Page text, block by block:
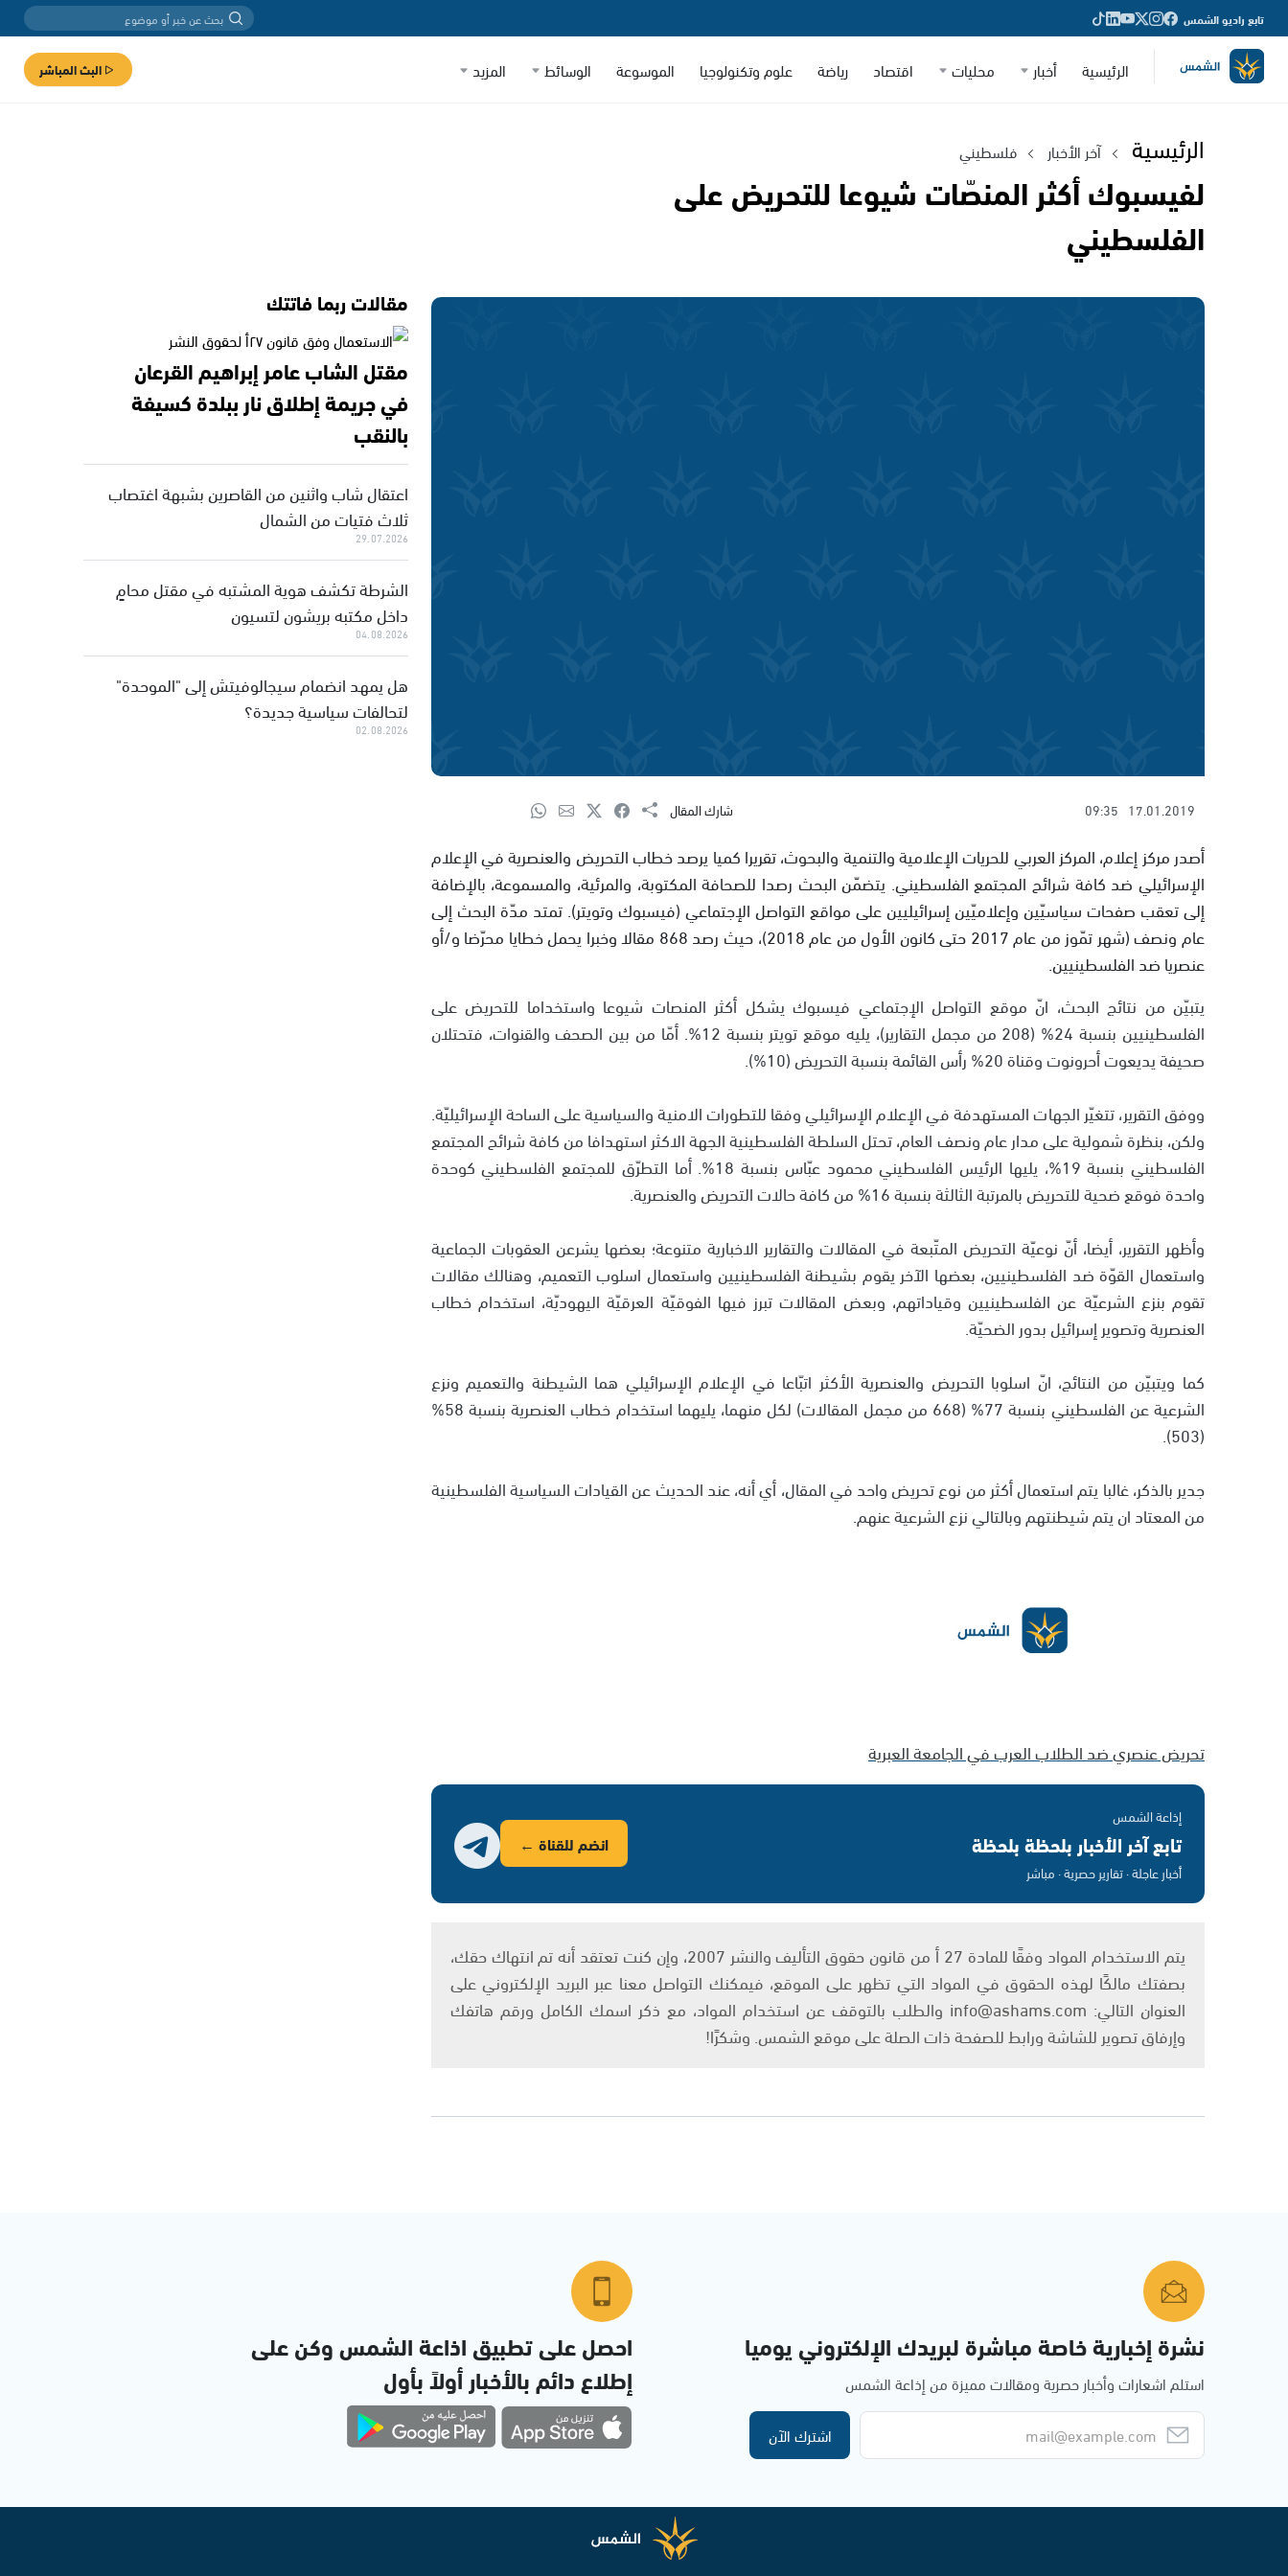
تابع راديو الشمس
الرئيسية أخبار محليات اقتصاد رياضة علوم وتكنولوجيا الموسوعة الوسائط المزيد البث المباشر
الرئيسية آخر الأخبار فلسطيني
لفيسبوك أكثر المنصّات شيوعا للتحريض على
الفلسطيني
17.01.2019
09:35 شارك المقال
أصدر مركز إعلام، المركز العربي للحريات الإعلامية والتنمية والبحوث، تقريرا كميا يرصد خطاب التحريض والعنصرية في الإعلام
الإسرائيلي ضد كافة شرائح المجتمع الفلسطيني. يتضمّن البحث رصدا للصحافة المكتوبة، والمرئية، والمسموعة، بالإضافة
إلى تعقب صفحات سياسيّين وإعلاميّين إسرائيليين على مواقع التواصل الإجتماعي (فيسبوك وتويتر). تمتد مدّة البحث إلى
عام ونصف (شهر تمّوز من عام 2017 حتى كانون الأول من عام 2018)، حيث رصد 868 مقالا وخبرا يحمل خطايا محرّضا و/أو
عنصريا ضد الفلسطينيين.
يتبيّن من نتائج البحث، انّ موقع التواصل الإجتماعي فيسبوك يشكل أكثر المنصات شيوعا واستخداما للتحريض على
الفلسطينيين بنسبة 24% (208 من مجمل التقارير)، يليه موقع تويتر بنسبة 12%. أمّا من بين الصحف والقنوات، فتحتلان
صحيفة يديعوت أحرونوت وقناة 20% رأس القائمة بنسبة التحريض (10%).
ووفق التقرير، تتغيّر الجهات المستهدفة في الإعلام الإسرائيلي وفقا للتطورات الامنية والسياسية على الساحة الإسرائيليّة.
ولكن، بنظرة شمولية على مدار عام ونصف العام، تحتل السلطة الفلسطينية الجهة الاكثر استهدافا من كافة شرائح المجتمع
الفلسطيني بنسبة 19%، يليها الرئيس الفلسطيني محمود عبّاس بنسبة 18%. أما التطرّق للمجتمع الفلسطيني كوحدة
واحدة فوقع ضحية للتحريض بالمرتبة الثالثة بنسبة 16% من كافة حالات التحريض والعنصرية.
وأظهر التقرير، أيضا، أنّ نوعيّة التحريض المتّبعة في المقالات والتقارير الاخبارية متنوعة؛ بعضها يشرعن العقوبات الجماعية
واستعمال القوّة ضد الفلسطينيين، بعضها الآخر يقوم بشيطنة الفلسطينيين واستعمال اسلوب التعميم، وهنالك مقالات
تقوم بنزع الشرعيّة عن الفلسطينيين وقياداتهم، وبعض المقالات تبرز فيها الفوقيّة العرقيّة اليهوديّة، استخدام خطاب
العنصرية وتصوير إسرائيل بدور الضحيّة.
كما ويتبيّن من النتائج، انّ اسلوبا التحريض والعنصرية الأكثر اتبّاعا في الإعلام الإسرائيلي هما الشيطنة والتعميم ونزع
الشرعية عن الفلسطيني بنسبة 77% (668 من مجمل المقالات) لكل منهما، يليهما استخدام خطاب العنصرية بنسبة 58%
(503).
جدير بالذكر، غالبا يتم استعمال أكثر من نوع تحريض واحد في المقال، أي أنه، عند الحديث عن القيادات السياسية الفلسطينية
من المعتاد ان يتم شيطنتهم وبالتالي نزع الشرعية عنهم.
تحريض عنصري ضد الطلاب العرب في الجامعة العبرية
إذاعة الشمس
تابع آخر الأخبار بلحظة بلحظة
أخبار عاجلة · تقارير حصرية · مباشر
انضم للقناة ←
يتم الاستخدام المواد وفقًا للمادة 27 أ من قانون حقوق التأليف والنشر 2007، وإن كنت تعتقد أنه تم انتهاك حقك،
بصفتك مالكًا لهذه الحقوق في المواد التي تظهر على الموقع، فيمكنك التواصل معنا عبر البريد الإلكتروني على
العنوان التالي: info@ashams.com والطلب بالتوقف عن استخدام المواد، مع ذكر اسمك الكامل ورقم هاتفك
وإرفاق تصوير للشاشة ورابط للصفحة ذات الصلة على موقع الشمس. وشكرًا!
مقالات ربما فاتتك
مقتل الشاب عامر إبراهيم القرعان
في جريمة إطلاق نار ببلدة كسيفة
بالنقب
اعتقال شاب واثنين من القاصرين بشبهة اغتصاب
ثلاث فتيات من الشمال
29.07.2026
الشرطة تكشف هوية المشتبه في مقتل محامٍ
داخل مكتبه بريشون لتسيون
04.08.2026
هل يمهد انضمام سيجالوفيتش إلى "الموحدة"
لتحالفات سياسية جديدة؟
02.08.2026
نشرة إخبارية خاصة مباشرة لبريدك الإلكتروني يوميا
استلم اشعارات وأخبار حصرية ومقالات مميزة من إذاعة الشمس
اشترك الآن
احصل على تطبيق اذاعة الشمس وكن على
إطلاع دائم بالأخبار أولاً بأول